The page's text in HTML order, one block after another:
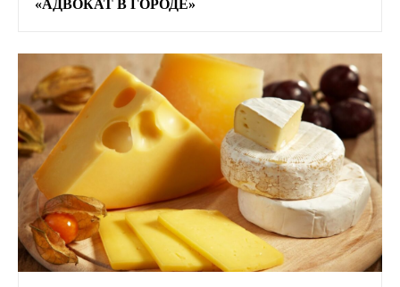
«АДВОКАТ В ГОРОДЕ»